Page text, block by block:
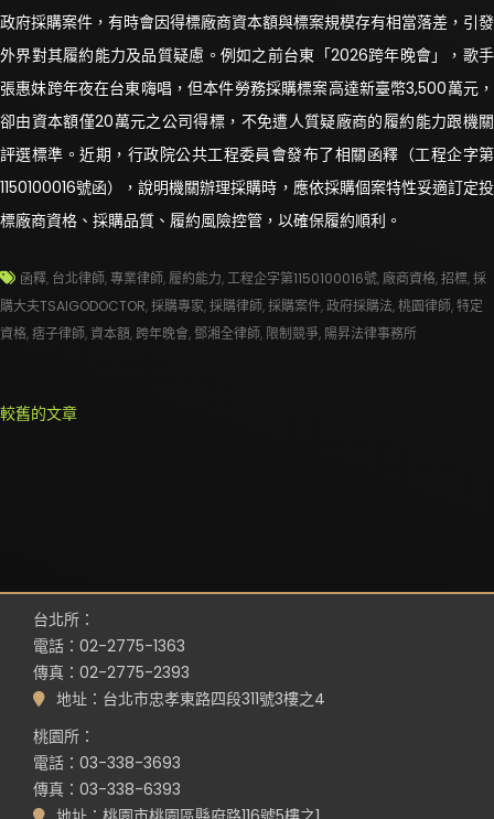
政府採購案件，有時會因得標廠商資本額與標案規模存有相當落差，引發
外界對其履約能力及品質疑慮。例如之前台東「2026跨年晚會」，歌手
張惠妹跨年夜在台東嗨唱，但本件勞務採購標案高達新臺幣3,500萬元，
卻由資本額僅20萬元之公司得標，不免遭人質疑廠商的履約能力跟機關
評選標準。近期，行政院公共工程委員會發布了相關函釋（工程企字第
1150100016號函），說明機關辦理採購時，應依採購個案特性妥適訂定投
標廠商資格、採購品質、履約風險控管，以確保履約順利。
函釋, 台北律師,專業律師,履約能力,工程企字第1150100016號,廠商資格,招標,採
購大夫TSAIGODOCTOR,採購專家,採購律師,採購案件,政府採購法,桃園律師,特定
資格,痞子律師,資本額,跨年晚會, 鄧湘全律師, 限制競爭, 陽昇法律事務所
文
較舊的文章
台北所：
電話：02-2775-1363
傳真：02-2775-2393
地址：台北市忠孝東路四段311號3樓之4
桃園所：
電話：03-338-3693
傳真：03-338-6393